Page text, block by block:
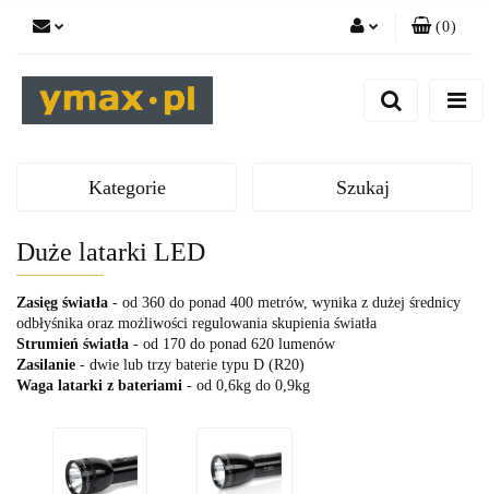
(0)
Kategorie Szukaj
Duże latarki LED
Zasięg światła - od 360 do ponad 400 metrów, wynika z dużej średnicy
odbłyśnika oraz możliwości regulowania skupienia światła
Strumień światła - od 170 do ponad 620 lumenów
Zasilanie - dwie lub trzy baterie typu D (R20)
Waga latarki z bateriami - od 0,6kg do 0,9kg